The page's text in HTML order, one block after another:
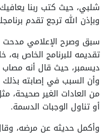
شلبي، حيث كتب ربنا
وبإذن الله ترجع تقدم
سبق وصرح الإعلامي مدحت
تقديمه للبرنامج الخاص
ديسمبر، حيث قال أنه
وأن السبب في إصابته
من العادات الغير صحيحة،
أو تناول الوجبات الدسمة.
وأكمل حديثه عن مرضه،